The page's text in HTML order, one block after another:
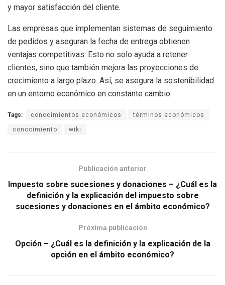
y mayor satisfacción del cliente.
Las empresas que implementan sistemas de seguimiento
de pedidos y aseguran la fecha de entrega obtienen
ventajas competitivas. Esto no solo ayuda a retener
clientes, sino que también mejora las proyecciones de
crecimiento a largo plazo. Así, se asegura la sostenibilidad
en un entorno económico en constante cambio.
Tags: conocimientos económicos términos económicos
conocimiento wiki
Publicación anterior
Impuesto sobre sucesiones y donaciones – ¿Cuál es la
definición y la explicación del impuesto sobre
sucesiones y donaciones en el ámbito económico?
Próxima publicación
Opción – ¿Cuál es la definición y la explicación de la
opción en el ámbito económico?